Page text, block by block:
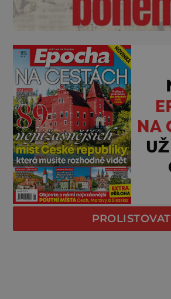
PROLISTOVAT